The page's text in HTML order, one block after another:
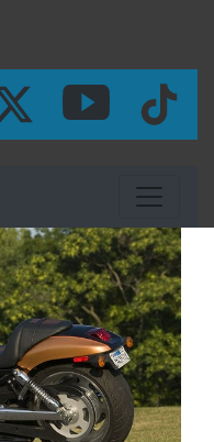
Toggle